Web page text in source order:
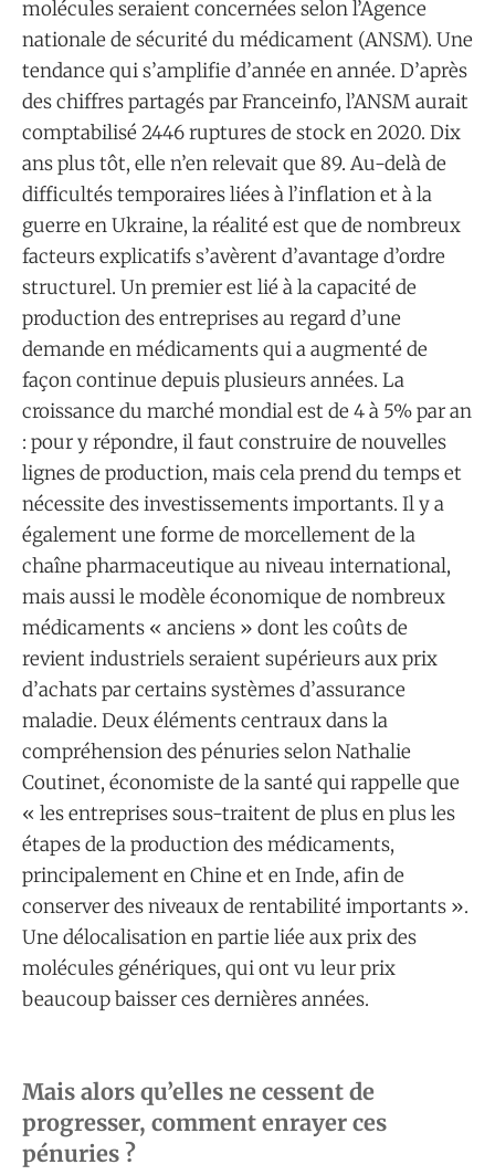
molécules seraient concernées selon l’Agence
nationale de sécurité du médicament (ANSM). Une
tendance qui s’amplifie d’année en année. D’après
des chiffres partagés par Franceinfo, l’ANSM aurait
comptabilisé 2446 ruptures de stock en 2020. Dix
ans plus tôt, elle n’en relevait que 89. Au-delà de
difficultés temporaires liées à l’inflation et à la
guerre en Ukraine, la réalité est que de nombreux
facteurs explicatifs s’avèrent d’avantage d’ordre
structurel. Un premier est lié à la capacité de
production des entreprises au regard d’une
demande en médicaments qui a augmenté de
façon continue depuis plusieurs années. La
croissance du marché mondial est de 4 à 5% par an
: pour y répondre, il faut construire de nouvelles
lignes de production, mais cela prend du temps et
nécessite des investissements importants. Il y a
également une forme de morcellement de la
chaîne pharmaceutique au niveau international,
mais aussi le modèle économique de nombreux
médicaments « anciens » dont les coûts de
revient industriels seraient supérieurs aux prix
d’achats par certains systèmes d’assurance
maladie. Deux éléments centraux dans la
compréhension des pénuries selon Nathalie
Coutinet, économiste de la santé qui rappelle que
« les entreprises sous-traitent de plus en plus les
étapes de la production des médicaments,
principalement en Chine et en Inde, afin de
conserver des niveaux de rentabilité importants ».
Une délocalisation en partie liée aux prix des
molécules génériques, qui ont vu leur prix
beaucoup baisser ces dernières années.
Mais alors qu’elles ne cessent de
progresser, comment enrayer ces
pénuries ?